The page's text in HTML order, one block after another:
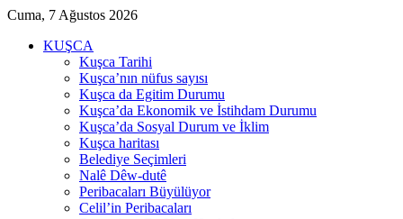
Cuma, 7 Ağustos 2026
KUŞCA
Kuşca Tarihi
Kuşca’nın nüfus sayısı
Kuşca da Egitim Durumu
Kuşca’da Ekonomik ve İstihdam Durumu
Kuşca’da Sosyal Durum ve İklim
Kuşca haritası
Belediye Seçimleri
Nalê Dêw-dutê
Peribacaları Büyülüyor
Celil’in Peribacaları